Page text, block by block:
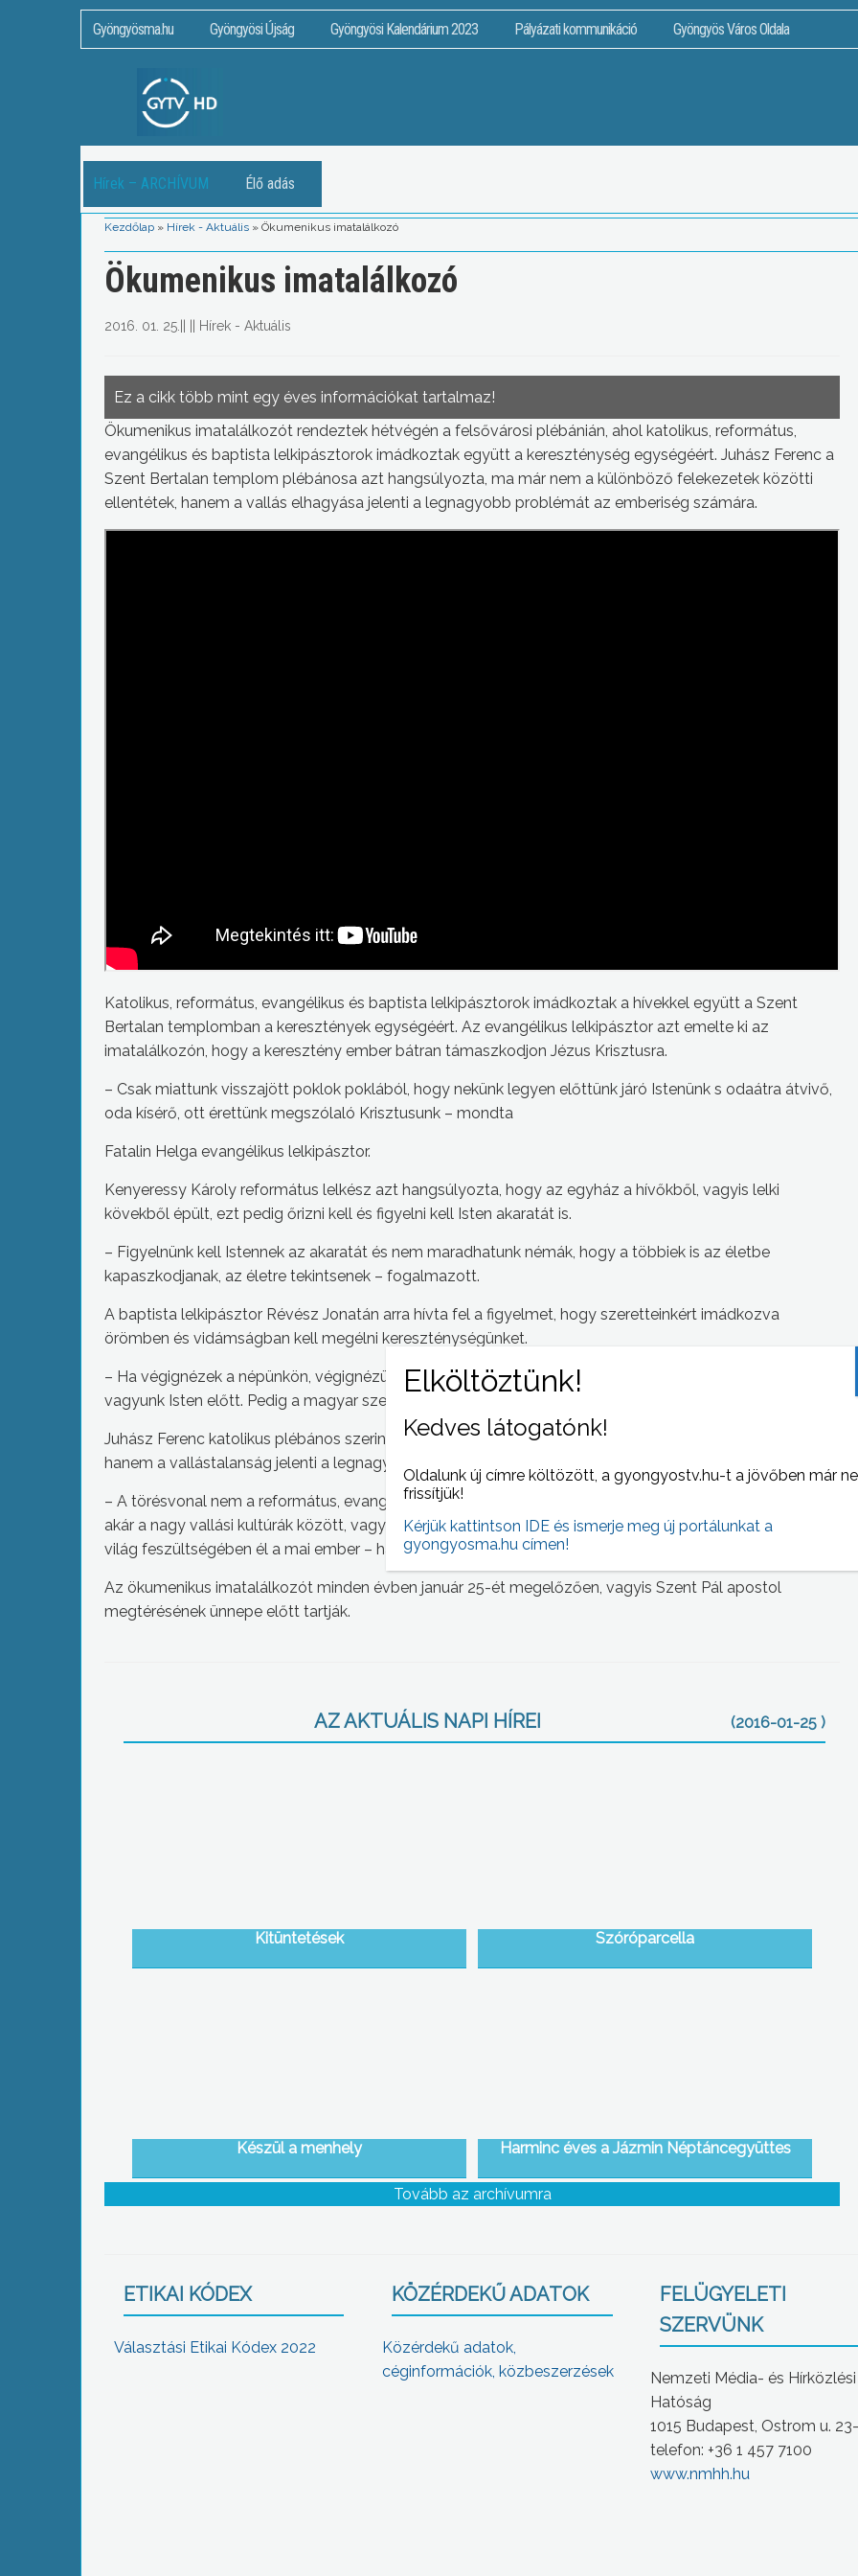
Gyöngyösma.hu Gyöngyösi Újság Gyöngyösi Kalendárium 2023 Pályázati kommunikáció Gyöngyös Város Oldala
Hírek – ARCHÍVUM Élő adás
Kezdőlap » Hírek - Aktuális » Ökumenikus imatalálkozó
Ökumenikus imatalálkozó
2016. 01. 25. Hírek - Aktuális
Ez a cikk több mint egy éves információkat tartalmaz!
Ökumenikus imatalálkozót rendeztek hétvégén a felsővárosi plébánián, ahol katolikus, református,
evangélikus és baptista lelkipásztorok imádkoztak együtt a kereszténység egységéért. Juhász Ferenc a
Szent Bertalan templom plébánosa azt hangsúlyozta, ma már nem a különböző felekezetek közötti
ellentétek, hanem a vallás elhagyása jelenti a legnagyobb problémát az emberiség számára.
Katolikus, református, evangélikus és baptista lelkipásztorok imádkoztak a hívekkel együtt a Szent
Bertalan templomban a keresztények egységéért. Az evangélikus lelkipásztor azt emelte ki az
imatalálkozón, hogy a keresztény ember bátran támaszkodjon Jézus Krisztusra.
– Csak miattunk visszajött poklok poklából, hogy nekünk legyen előttünk járó Istenünk s odaátra átvivő,
oda kísérő, ott érettünk megszólaló Krisztusunk – mondta
Fatalin Helga evangélikus lelkipásztor.
Kenyeressy Károly református lelkész azt hangsúlyozta, hogy az egyház a hívőkből, vagyis lelki
kövekből épült, ezt pedig őrizni kell és figyelni kell Isten akaratát is.
– Figyelnünk kell Istennek az akaratát és nem maradhatunk némák, hogy a többiek is az életbe
kapaszkodjanak, az életre tekintsenek – fogalmazott.
A baptista lelkipásztor Révész Jonatán arra hívta fel a figyelmet, hogy szeretteinkért imádkozva
örömben és vidámságban kell megélni kereszténységünket.
– Ha végignézek a népünkön, végignézünk családjainkon, nem annyira ujjongó típusú keresztények
vagyunk Isten előtt. Pedig a magyar szeret vigadni és igazából Isten előtt is szabad – vélekedett.
Juhász Ferenc katolikus plébános szerint, napjainkban már nem a különböző felekezetek közötti hitviták,
hanem a vallástalanság jelenti a legnagyobb veszélyt az ember számára.
– A törésvonal nem a református, evangélikus, baptista és így tovább között húzódik, hanem mondjuk
akár a nagy vallási kultúrák között, vagy mondjuk azt ki, talán még kifejezőbb, hogy a hívő és nem hívő
világ feszültségében él a mai ember – hangsúlyozta.
Az ökumenikus imatalálkozót minden évben január 25-ét megelőzően, vagyis Szent Pál apostol
megtérésének ünnepe előtt tartják.
AZ AKTUÁLIS NAPI HÍREI (2016-01-25 )
Kitüntetések Szóróparcella
Készül a menhely Harminc éves a Jázmin Néptáncegyüttes
Tovább az archívumra
ETIKAI KÓDEX
Választási Etikai Kódex 2022
KÖZÉRDEKŰ ADATOK
Közérdekű adatok,
céginformációk, közbeszerzések
FELÜGYELETI
SZERVÜNK
Nemzeti Média- és Hírközlési
Hatóság
1015 Budapest, Ostrom u.
telefon: +36 1 457 7100
www.nmhh.hu
Kedves látogatónk!
Oldalunk új címre költözött, a gyongyostv.hu-t a jövőben már
frissítjük!
Kérjük kattintson IDE és ismerje meg új portálunkat a
gyongyosma.hu címen!